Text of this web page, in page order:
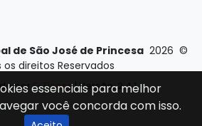
de São José de Princesa 2026 ©
os direitos Reservados
porE-Ticons| Versão: 2.4.1
essenciais para melhor
você concorda com isso.